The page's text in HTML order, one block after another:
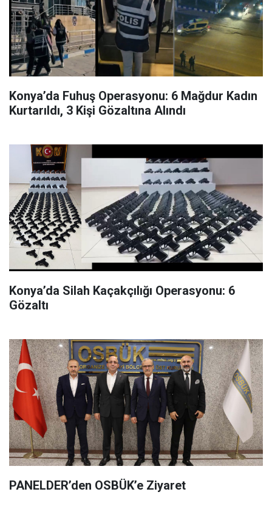
Konya’da Fuhuş Operasyonu: 6 Mağdur Kadın
Kurtarıldı, 3 Kişi Gözaltına Alındı
Konya’da Silah Kaçakçılığı Operasyonu: 6
Gözaltı
PANELDER’den OSBÜK’e Ziyaret